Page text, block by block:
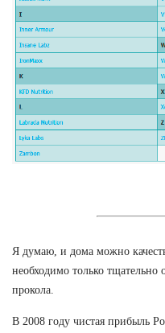
Я думаю, и дома можно
необходимо только тщательно
прокола.
В 2008 году чистая прибыль